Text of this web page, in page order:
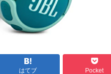
はてブ Pocket